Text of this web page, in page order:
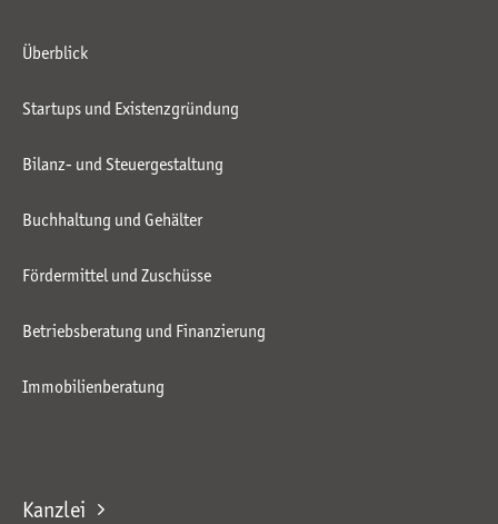
Überblick
Startups und Existenzgründung
Bilanz- und Steuergestaltung
Buchhaltung und Gehälter
Fördermittel und Zuschüsse
Betriebsberatung und Finanzierung
Immobilienberatung
Kanzlei